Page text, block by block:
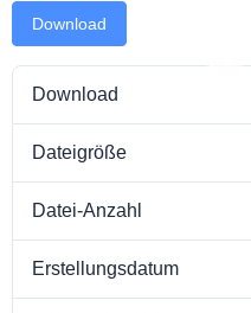
Download
Download
Dateigröße
Datei-Anzahl
Erstellungsdatum